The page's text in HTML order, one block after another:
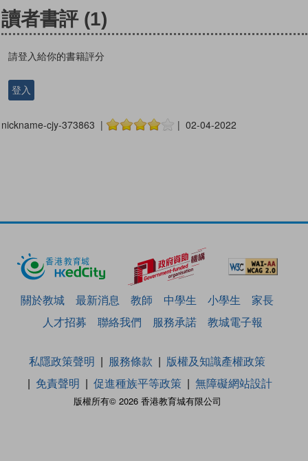
讀者書評 (1)
請登入給你的書籍評分
登入
nickname-cjy-373863 | | 02-04-2022
關於教城 最新消息 教師 中學生 小學生
家長
人才招募
聯絡我們 服務承諾 教城電子報
版權所有© 2026 香港教育城有限公司
私隱政策聲明 服務條款
版權及知識產權政策
免責聲明
促進種族平等政策 無障礙網站設計